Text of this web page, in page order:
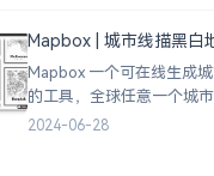
Mapbox | 城市线描黑白
Mapbox 一个可在线生成
的工具，全球任意一个城
城市，直接搜索城市名称，
2024-06-28